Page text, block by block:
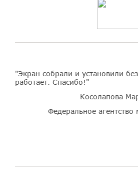
"Экран собрали и установили
работает. Спасибо!"
Косолапова
Федеральное агентство